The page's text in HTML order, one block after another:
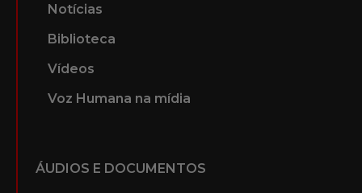
Notícias
Biblioteca
Vídeos
Voz Humana na mídia
ÁUDIOS E DOCUMENTOS